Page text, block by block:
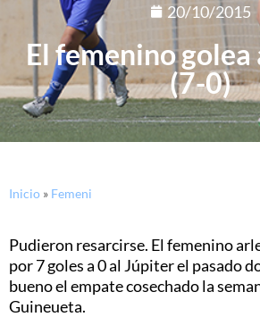
20/10/2015
El femenino
(7-0)
Inicio » Femeni
Pudieron resarcirse. El femenino
por 7 goles a 0 al Júpiter el pasado
bueno el empate cosechado la
Guineueta.